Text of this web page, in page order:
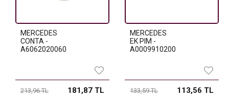
MERCEDES
CONTA -
A6062020060
213,96 TL 181,87 TL
MERCEDES
EK PIM -
A0009910200
133,59 TL 113,56 TL